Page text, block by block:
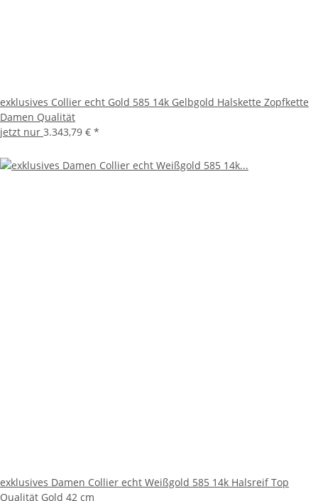
exklusives Collier echt Gold 585 14k Gelbgold Halskette Zopfkette
Damen Qualität
jetzt nur 3.343,79 € *
exklusives Damen Collier echt Weißgold 585 14k Halsreif Top
Qualität Gold 42 cm